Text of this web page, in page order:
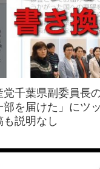
千葉県副委員長
部を届けた」にツ
説明なし